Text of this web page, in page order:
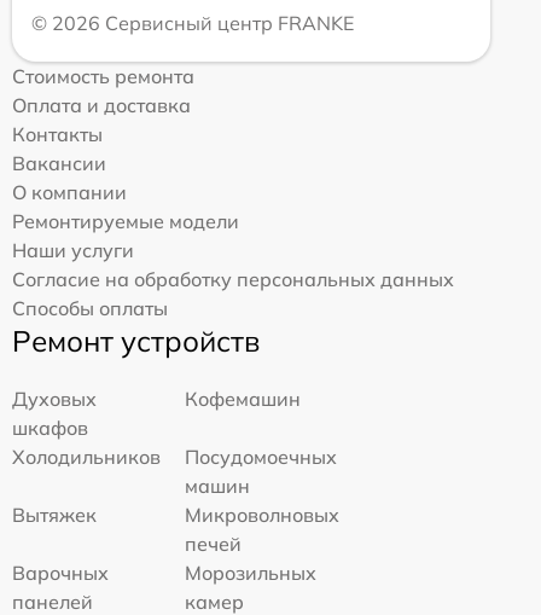
© 2026 Сервисный центр FRANKE
Стоимость ремонта
Оплата и доставка
Контакты
Вакансии
О компании
Ремонтируемые модели
Наши услуги
Согласие на обработку персональных данных
Способы оплаты
Ремонт устройств
Духовых
шкафов
Кофемашин
Холодильников
Посудомоечных
машин
Вытяжек
Микроволновых
печей
Варочных
панелей
Морозильных
камер